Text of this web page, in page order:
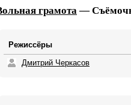
грамота—
Режиссёры
Дмитрий Черкасов